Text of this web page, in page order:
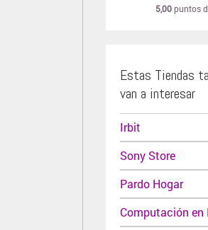
5,00puntos
Estas Tiendas
van a interesar
Irbit
Sony Store
Pardo Hogar
Computación en